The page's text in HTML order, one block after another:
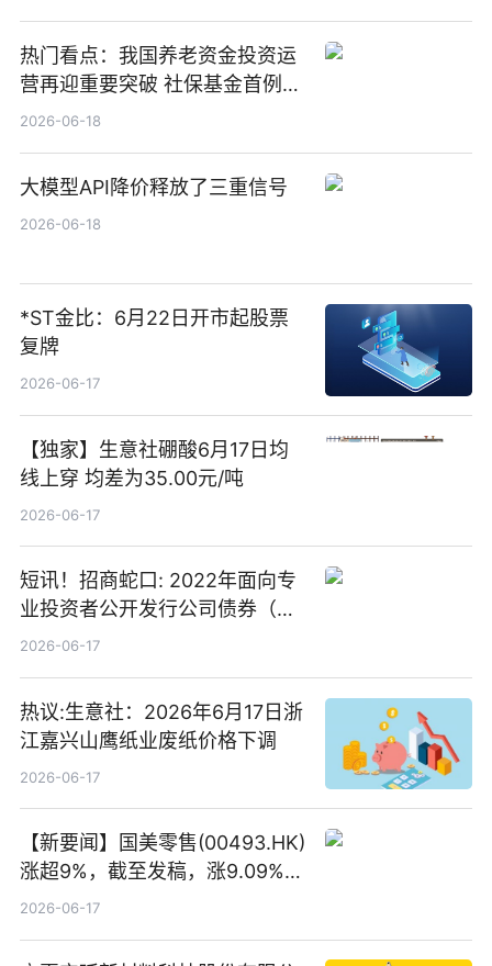
热门看点：我国养老资金投资运
营再迎重要突破 社保基金首例期
货账户完成开立
2026-06-18
大模型API降价释放了三重信号
2026-06-18
*ST金比：6月22日开市起股票
复牌
2026-06-17
【独家】生意社硼酸6月17日均
线上穿 均差为35.00元/吨
2026-06-17
短讯！招商蛇口: 2022年面向专
业投资者公开发行公司债券（第
二期）（品种二）2026年付息公
2026-06-17
热议:生意社：2026年6月17日浙
江嘉兴山鹰纸业废纸价格下调
2026-06-17
【新要闻】国美零售(00493.HK)
涨超9%，截至发稿，涨9.09%，
报0.012港元，成交额37.26万港
2026-06-17